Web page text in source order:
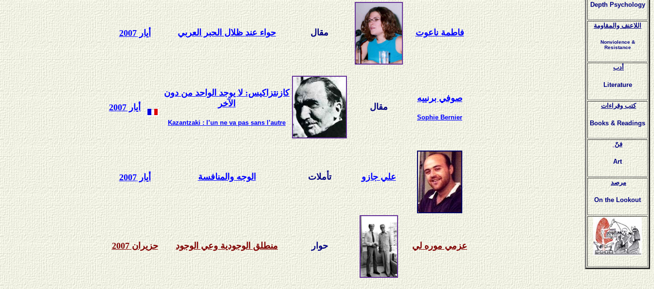
أيار 2007 حواء عند ظلال الحبر العربي مقال فاطمة ناعوت
أيار 2007
كازنتزاكيس: لا يوجد الواحد من دون
الآخر
Kazantzaki : l’un ne va pas sans l’autre
مقال
صوفي برنييه
Sophie Bernier
أيار 2007 الوجه والمنافسة تأملات علي جازو
حزيران 2007 منطلق الوجودية وعي الوجود حوار عزمي موره لي
Depth Psychology
اللاعنف والمقاومة
Nonviolence &
Resistance
أدب
Literature
كتب وقراءات
Books & Readings
فنّ
Art
مرصد
On the Lookout